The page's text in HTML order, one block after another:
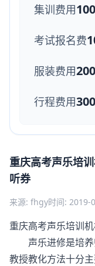
集训费用
考试报名费
服装费用
行程费用
重庆高考声乐培
听券
来源: fhgy时间: 2019-
重庆高考声乐培训
声乐进修是培养
教授教化方法十分